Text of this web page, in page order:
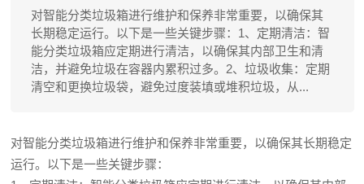
对智能分类垃圾箱进行维护和保养非常重要，以确保其
长期稳定运行。以下是一些关键步骤：1、定期清洁：智
能分类垃圾箱应定期进行清洁，以确保其内部卫生和清
洁，并避免垃圾在容器内累积过多。2、垃圾收集：定期
清空和更换垃圾袋，避免过度装填或堆积垃圾，从...
对智能分类垃圾箱进行维护和保养非常重要，以确保其长期稳定
运行。以下是一些关键步骤：